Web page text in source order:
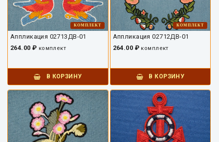
КОМПЛЕКТ
Аппликация 02713ДВ-01
264.00 ₽ комплект
В КОРЗИНУ
КОМПЛЕКТ
Аппликация 02712ДВ-01
264.00 ₽ комплект
В КОРЗИНУ